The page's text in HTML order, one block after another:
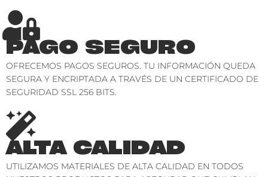
PAGO SEGURO
OFRECEMOS PAGOS SEGUROS. TU INFORMACIÓN QUEDA
SEGURA Y ENCRIPTADA A TRAVÉS DE UN CERTIFICADO DE
SEGURIDAD SSL 256 BITS.
ALTA CALIDAD
UTILIZAMOS MATERIALES DE ALTA CALIDAD EN TODOS